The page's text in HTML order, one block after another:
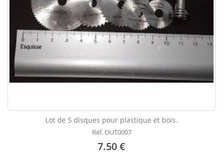
Lot de 5 disques pour plastique et bois.
Réf. OUT0007
7.50 €